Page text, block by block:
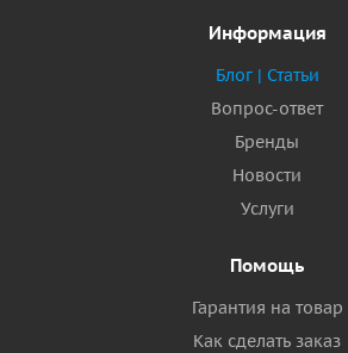
Информация
Блог | Статьи
Вопрос-ответ
Бренды
Новости
Услуги
Помощь
Гарантия на товар
Как сделать заказ